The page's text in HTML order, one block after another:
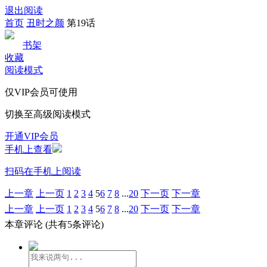
退出阅读
首页 丑时之颜 第19话
书架
收藏
阅读模式
仅VIP会员可使用
切换至高级阅读模式
开通VIP会员
手机上查看
扫码在手机上阅读
上一章 上一页 1 2 3 4 56 7 8 ...20 下一页 下一章
上一章
上一页 1 2 3 4 56 7 8 ...20 下一页 下一章
本章评论 (共有5条评论)